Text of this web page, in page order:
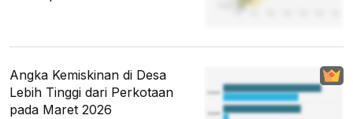
Angka Kemiskinan di Desa
Lebih Tinggi dari Perkotaan
pada Maret 2026